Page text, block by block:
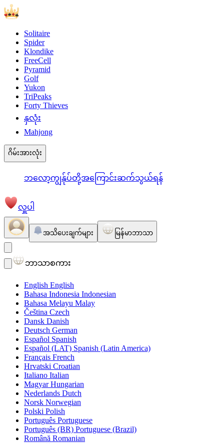
Solitaire
Spider
Klondike
FreeCell
Pyramid
Golf
Yukon
TriPeaks
Forty Thieves
နှလုံး
Mahjong
ဂိမ်းအားလုံး
ဘလော့ကျွန်ုပ်တို့အကြောင်းဆက်သွယ်ရန်
လှူပါ
အသိပေးချက်များ မြန်မာဘာသာ
ဘာသာစကား
English English
Bahasa Indonesia Indonesian
Bahasa Melayu Malay
Čeština Czech
Dansk Danish
Deutsch German
Español Spanish
Español (LAT) Spanish (Latin America)
Français French
Hrvatski Croatian
Italiano Italian
Magyar Hungarian
Nederlands Dutch
Norsk Norwegian
Polski Polish
Português Portuguese
Português (BR) Portuguese (Brazil)
Română Romanian